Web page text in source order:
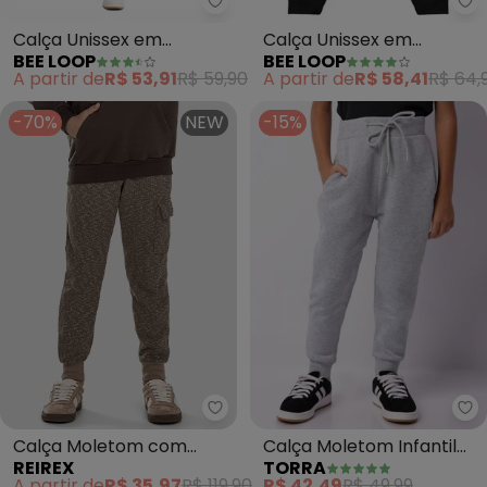
Bee Loop - Calça Unissex em
Calça Unissex em
Moletom (Preto)
BEE LOOP
A partir deR$ 53,91R$ 59,90
Calça Unissex em
Moletom (Preto)
BEE LOOP
A partir deR$ 58,41R$
-70%
NEW
Reirex - Calça Moletom com
Calça Moletom com
Bolso Lapela (Marrom)
REIREX
-15%
Calça Moletom Infantil
Jogger Peluciada (Cinza)
TORRA